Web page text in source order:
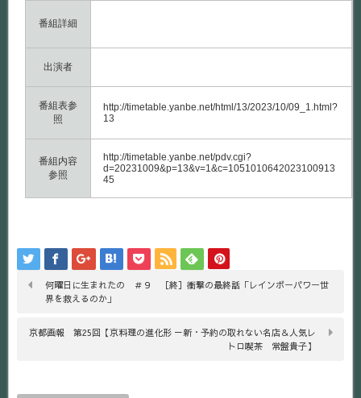
番組詳細
出演者
番組表参
照
http://timetable.yanbe.net/html/13/2023/10/09_1.html?
13
番組内容
参照
http://timetable.yanbe.net/pdv.cgi?
d=20231009&p=13&v=1&c=1051010642023100913
45
何曜日に生まれたの ＃９ ［終］衝撃の最終話「レインボーパワー世
界を救えるのか」
京都画報 第25回【京料理の進化形 －新・予約の取れない名店＆人気レ
トロ喫茶 常盤貴子】